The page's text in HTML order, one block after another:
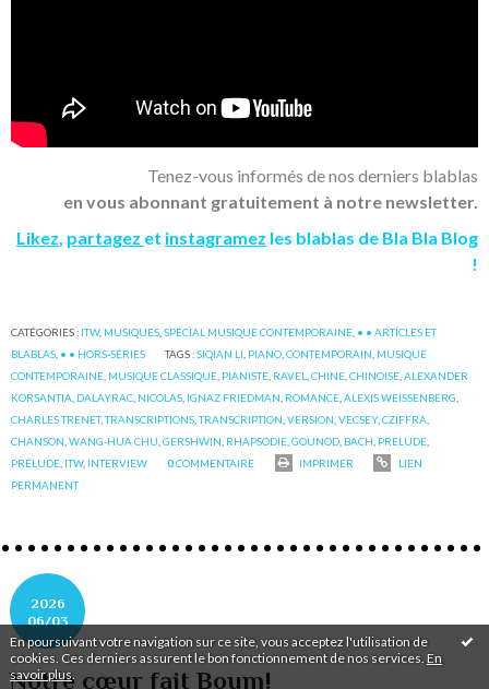
En poursuivant votre navigation sur ce site, vous acceptez l'utilisation de
cookies. Ces derniers assurent le bon fonctionnement de nos services. En
savoir plus
Tenez-vous informés de nos derniers blablas
en vous abonnant gratuitement à notre newsletter.
Likez partagez et instagramez les blablas de Bla Bla Blog
!
CATÉGORIES : ITW, MUSIQUES ,SPÉCIAL MUSIQUE CONTEMPORAINE • • ARTICLES ET
BLABLAS • • HORS-SÉRIES TAGS :SIQIAN LI PIANO ,CONTEMPORAIN MUSIQUE
CONTEMPORAINE MUSIQUE CLASSIQUE PIANISTE RAVEL ,CHINE ,CHINOISE ,ALEXANDER
KORSANTIA DALAYRAC NICOLAS IGNAZ FRIEDMAN ROMANCE ,ALEXIS WEISSENBERG
CHARLES TRENET,TRANSCRIPTIONS ,TRANSCRIPTION ,VERSION ,VECSEY,CZIFFRA
CHANSON ,WANG-HUA CHU ,GERSHWIN RHAPSODIE ,GOUNOD BACH PRELUDE
PRÉLUDE ITW, INTERVIEW 0COMMENTAIRE IMPRIMER
LIEN
PERMANENT
2026
06/03
Notre cœur fait Boum!